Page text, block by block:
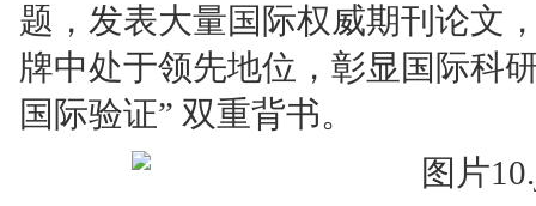
题，发表大量国际权威期刊论文
牌中处于领先地位，彰显国际科
国际验证” 双重背书。